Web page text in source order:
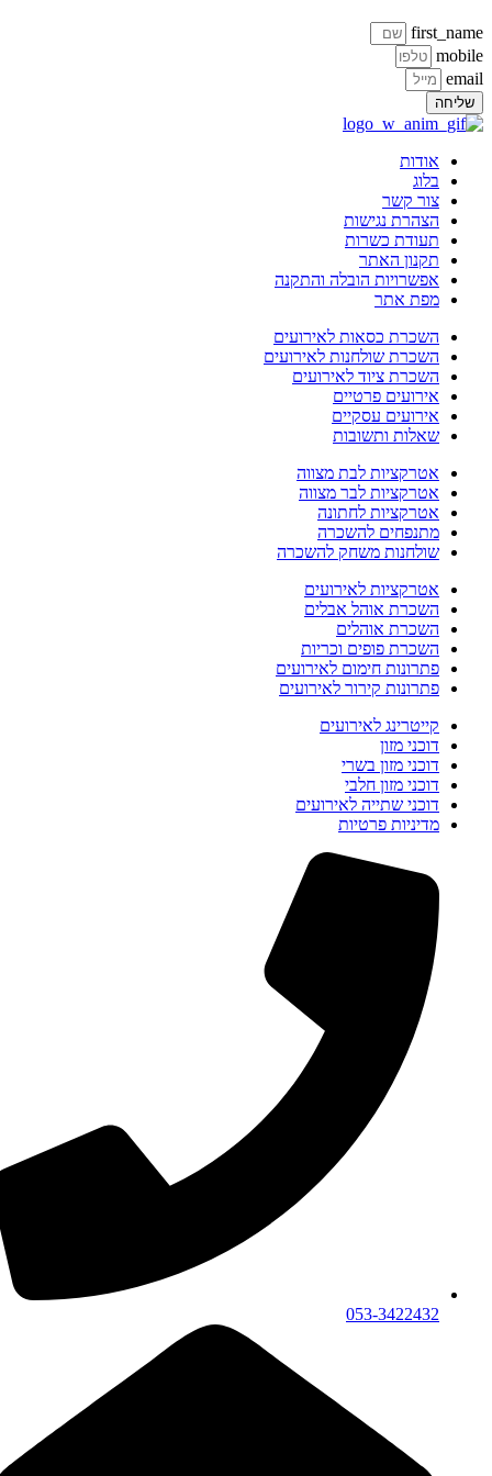
first_name
mobile
email
שליחה
אודות
בלוג
צור קשר
הצהרת נגישות
תעודת כשרות
תקנון האתר
אפשרויות הובלה והתקנה
מפת אתר
השכרת כסאות לאירועים
השכרת שולחנות לאירועים
השכרת ציוד לאירועים
אירועים פרטיים
אירועים עסקיים
שאלות ותשובות
אטרקציות לבת מצווה
אטרקציות לבר מצווה
אטרקציות לחתונה
מתנפחים להשכרה
שולחנות משחק להשכרה
אטרקציות לאירועים
השכרת אוהל אבלים
השכרת אוהלים
השכרת פופים וכריות
פתרונות חימום לאירועים
פתרונות קירור לאירועים
קייטרינג לאירועים
דוכני מזון
דוכני מזון בשרי
דוכני מזון חלבי
דוכני שתייה לאירועים
מדיניות פרטיות
053-3422432